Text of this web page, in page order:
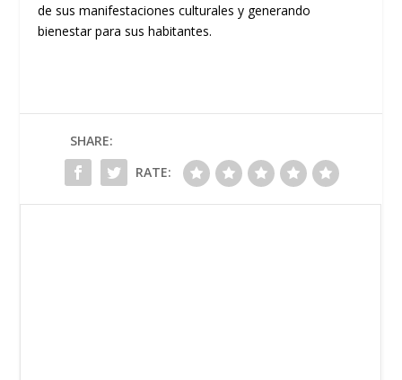
de sus manifestaciones culturales y generando
bienestar para sus habitantes.
SHARE:
RATE: